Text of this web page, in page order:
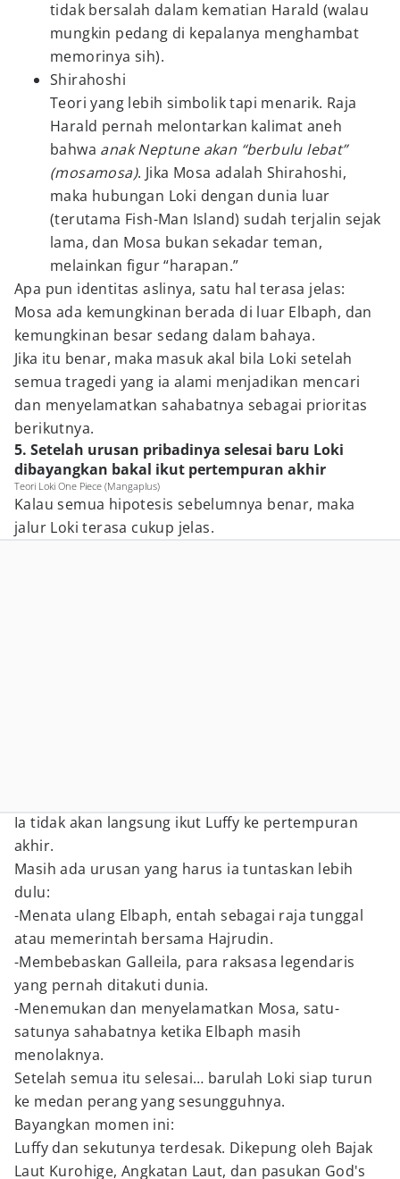
tidak bersalah dalam kematian Harald (walau
mungkin pedang di kepalanya menghambat
memorinya sih).
Shirahoshi
Teori yang lebih simbolik tapi menarik. Raja
Harald pernah melontarkan kalimat aneh
bahwa anak Neptune akan “berbulu lebat”
(mosamosa). Jika Mosa adalah Shirahoshi,
maka hubungan Loki dengan dunia luar
(terutama Fish-Man Island) sudah terjalin sejak
lama, dan Mosa bukan sekadar teman,
melainkan figur “harapan.”
Apa pun identitas aslinya, satu hal terasa jelas:
Mosa ada kemungkinan berada di luar Elbaph, dan
kemungkinan besar sedang dalam bahaya.
Jika itu benar, maka masuk akal bila Loki setelah
semua tragedi yang ia alami menjadikan mencari
dan menyelamatkan sahabatnya sebagai prioritas
berikutnya.
5. Setelah urusan pribadinya selesai baru Loki
dibayangkan bakal ikut pertempuran akhir
Teori Loki One Piece (Mangaplus)
Kalau semua hipotesis sebelumnya benar, maka
jalur Loki terasa cukup jelas.
Ia tidak akan langsung ikut Luffy ke pertempuran
akhir.
Masih ada urusan yang harus ia tuntaskan lebih
dulu:
-Menata ulang Elbaph, entah sebagai raja tunggal
atau memerintah bersama Hajrudin.
-Membebaskan Galleila, para raksasa legendaris
yang pernah ditakuti dunia.
-Menemukan dan menyelamatkan Mosa, satu-
satunya sahabatnya ketika Elbaph masih
menolaknya.
Setelah semua itu selesai… barulah Loki siap turun
ke medan perang yang sesungguhnya.
Bayangkan momen ini:
Luffy dan sekutunya terdesak. Dikepung oleh Bajak
Laut Kurohige, Angkatan Laut, dan pasukan God's